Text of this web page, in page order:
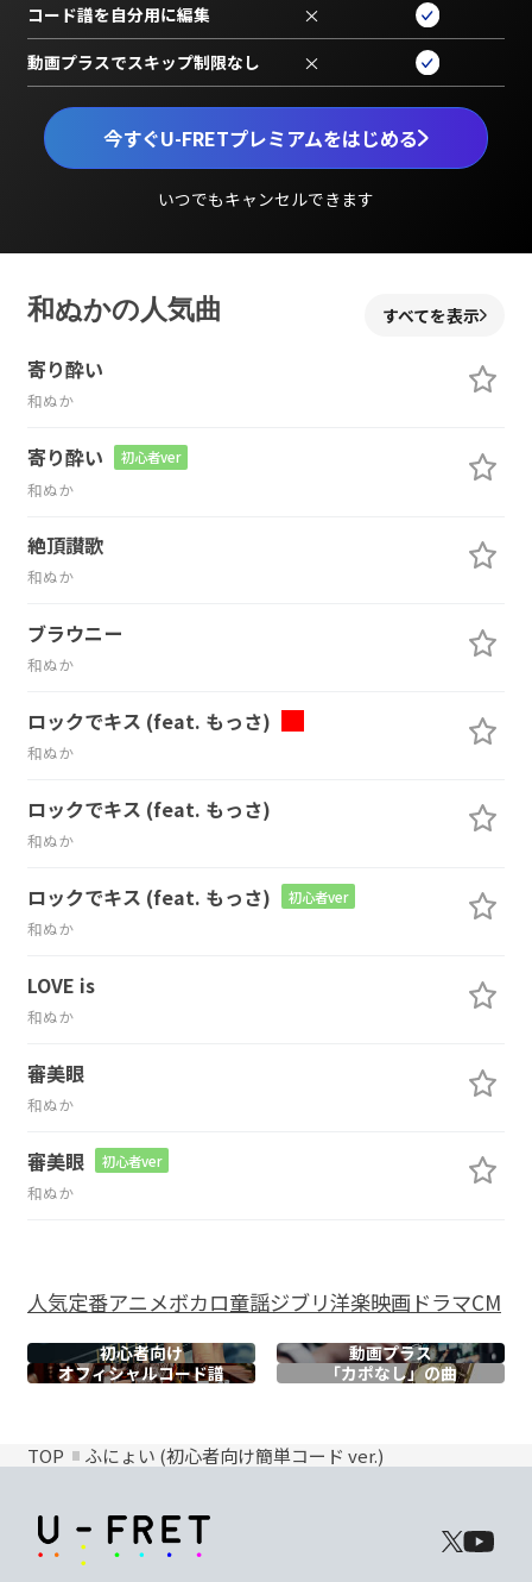
今すぐU-FRETプレミアムをはじめる
いつでもキャンセルできます
コード譜を自分用に編集 ×
動画プラスでスキップ制限なし ×
和ぬかの人気曲 すべてを表示
寄り酔い
和ぬか
寄り酔い 初心者ver
和ぬか
絶頂讃歌
和ぬか
ブラウニー
和ぬか
ロックでキス (feat. もっさ)
和ぬか
ロックでキス (feat. もっさ)
和ぬか
ロックでキス (feat. もっさ) 初心者ver
和ぬか
LOVE is
和ぬか
審美眼
和ぬか
審美眼 初心者ver
和ぬか
人気定番アニメボカロ童謡ジブリ洋楽映画ドラマCM
初心者向け
動画プラス
オフィシャルコード譜 「カポなし」の曲
TOP ふにょい (初心者向け簡単コード ver.)